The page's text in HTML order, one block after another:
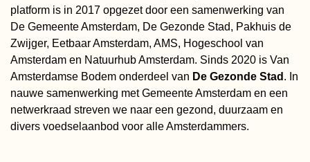
platform is in 2017 opgezet door een samenwerking van
De Gemeente Amsterdam, De Gezonde Stad, Pakhuis de
Zwijger, Eetbaar Amsterdam, AMS, Hogeschool van
Amsterdam en Natuurhub Amsterdam. Sinds 2020 is Van
Amsterdamse Bodem onderdeel van De Gezonde Stad . In
nauwe samenwerking metGemeente Amsterdam en een
netwerkraad streven we naar een gezond, duurzaam en
divers voedselaanbod voor alle Amsterdammers.